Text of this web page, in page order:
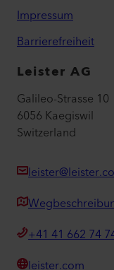
Impressum
Barrierefreiheit
Leister AG
Galileo-Strasse 10
6056 Kaegiswil
Switzerland
+41 41 662 74
leister.com